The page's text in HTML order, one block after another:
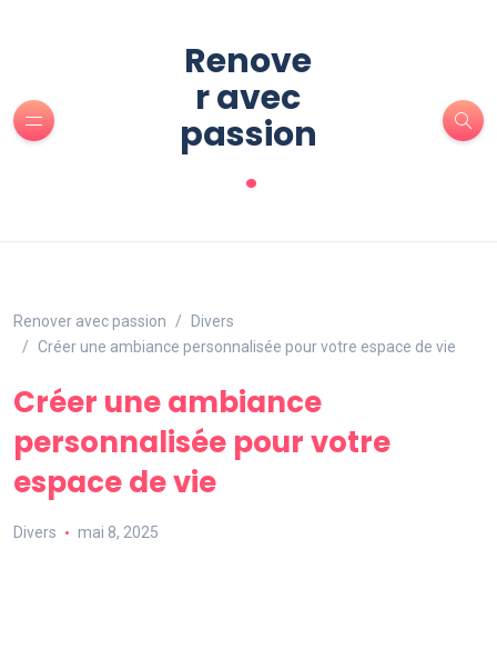
Renove
r avec
passion
.
Renover avec passion
Divers
Créer une ambiance personnalisée pour votre espace de vie
Créer une ambiance
personnalisée pour votre
espace de vie
Divers mai 8, 2025